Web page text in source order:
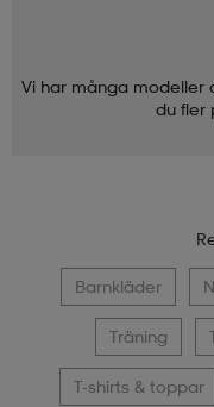
Vi har många modeller
du fler
Barnkläder
Träning
T-shirts & toppar